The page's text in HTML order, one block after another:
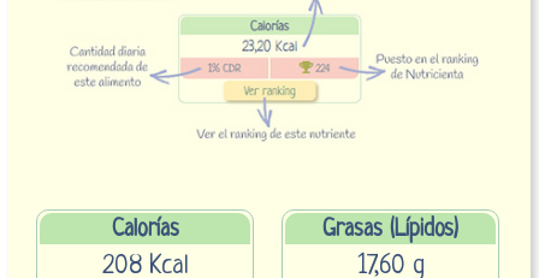
Calorías
208 Kcal
Grasas (Lípidos)
17,60 g